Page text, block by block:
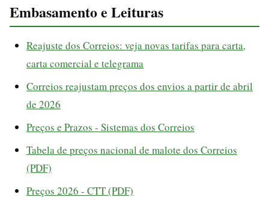
Embasamento e Leituras
Reajuste dos Correios: veja novas tarifas para carta,
carta comercial e telegrama
Correios reajustam preços dos envios a partir de abril
de 2026
Preços e Prazos - Sistemas dos Correios
Tabela de preços nacional de malote dos Correios
(PDF)
Preços 2026 - CTT (PDF)